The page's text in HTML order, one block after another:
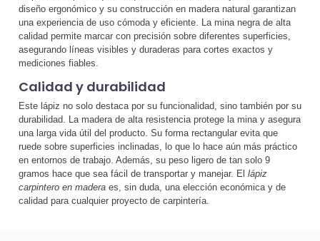
diseño ergonómico y su construcción en madera natural garantizan
una experiencia de uso cómoda y eficiente. La mina negra de alta
calidad permite marcar con precisión sobre diferentes superficies,
asegurando líneas visibles y duraderas para cortes exactos y
mediciones fiables.
Calidad y durabilidad
Este lápiz no solo destaca por su funcionalidad, sino también por su
durabilidad. La madera de alta resistencia protege la mina y asegura
una larga vida útil del producto. Su forma rectangular evita que
ruede sobre superficies inclinadas, lo que lo hace aún más práctico
en entornos de trabajo. Además, su peso ligero de tan solo 9
gramos hace que sea fácil de transportar y manejar. El lápiz
carpintero en madera es, sin duda, una elección económica y de
calidad para cualquier proyecto de carpintería.